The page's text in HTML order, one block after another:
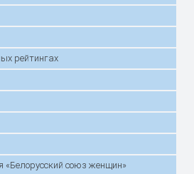
рейтингах
«Белорусский союз женщин»